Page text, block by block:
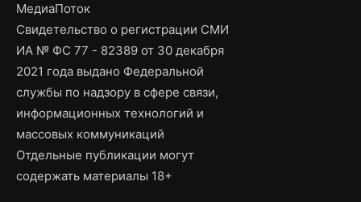
МедиаПоток
Свидетельство о регистрации СМИ
ИА № ФС 77 - 82389 от 30 декабря
2021 года выдано Федеральной
службы по надзору в сфере связи,
информационных технологий и
массовых коммуникаций
Отдельные публикации могут
содержать материалы 18+